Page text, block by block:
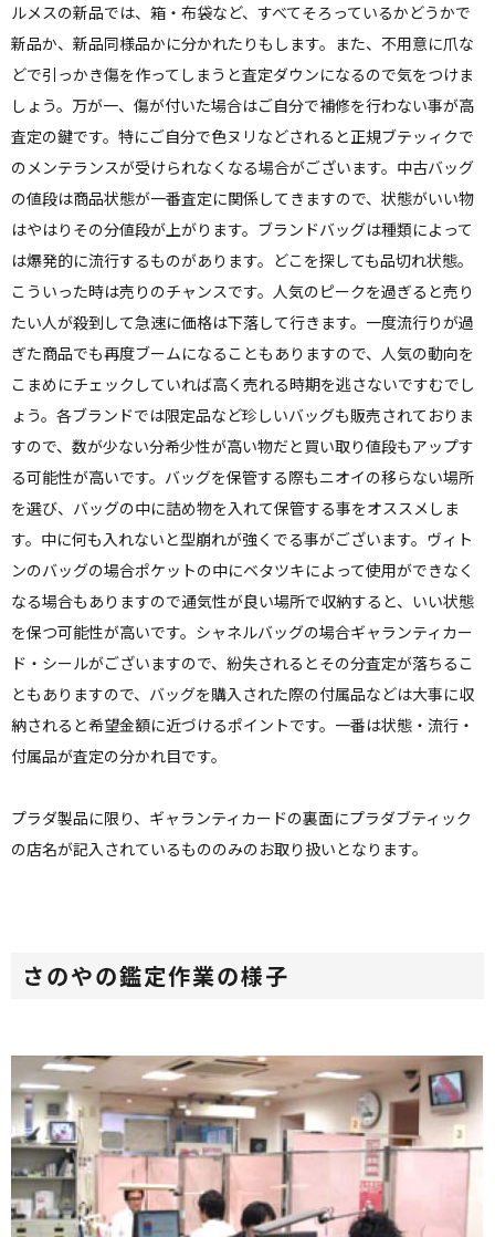
ルメスの新品では、箱・布袋など、すべてそろっているかどうかで
新品か、新品同様品かに分かれたりもします。また、不用意に爪な
どで引っかき傷を作ってしまうと査定ダウンになるので気をつけま
しょう。万が一、傷が付いた場合はご自分で補修を行わない事が高
査定の鍵です。特にご自分で色ヌリなどされると正規ブテッィクで
のメンテランスが受けられなくなる場合がございます。中古バッグ
の値段は商品状態が一番査定に関係してきますので、状態がいい物
はやはりその分値段が上がります。ブランドバッグは種類によって
は爆発的に流行するものがあります。どこを探しても品切れ状態。
こういった時は売りのチャンスです。人気のピークを過ぎると売り
たい人が殺到して急速に価格は下落して行きます。一度流行りが過
ぎた商品でも再度ブームになることもありますので、人気の動向を
こまめにチェックしていれば高く売れる時期を逃さないですむでし
ょう。各ブランドでは限定品など珍しいバッグも販売されておりま
すので、数が少ない分希少性が高い物だと買い取り値段もアップす
る可能性が高いです。バッグを保管する際もニオイの移らない場所
を選び、バッグの中に詰め物を入れて保管する事をオススメしま
す。中に何も入れないと型崩れが強くでる事がございます。ヴィト
ンのバッグの場合ポケットの中にベタツキによって使用ができなく
なる場合もありますので通気性が良い場所で収納すると、いい状態
を保つ可能性が高いです。シャネルバッグの場合ギャランティカー
ド・シールがございますので、紛失されるとその分査定が落ちるこ
ともありますので、バッグを購入された際の付属品などは大事に収
納されると希望金額に近づけるポイントです。一番は状態・流行・
付属品が査定の分かれ目です。
プラダ製品に限り、ギャランティカードの裏面にプラダブティック
の店名が記入されているもののみのお取り扱いとなります。
さのやの鑑定作業の様子